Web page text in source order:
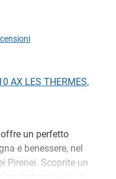
AX LES THERMES,
un perfetto
e benessere, nel
Pirenei. Scoprite un